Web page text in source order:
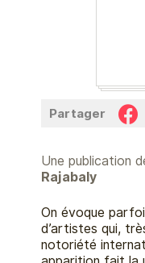
Partager
Une publication
Rajabaly
On évoque
d’artistes qui,
notoriété